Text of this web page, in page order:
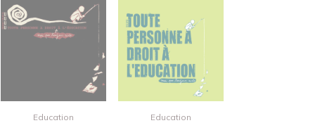
Education Education